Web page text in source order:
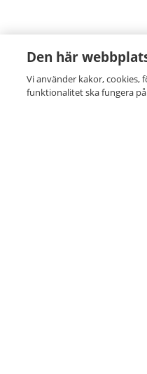
Den här
Vi använder kakor, cookies,
funktionalitet ska fungera